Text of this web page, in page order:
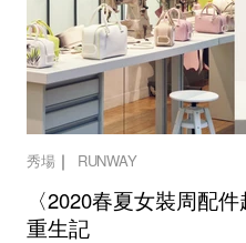
秀場 ｜ RUNWAY
〈2020春夏女裝周配
重生記